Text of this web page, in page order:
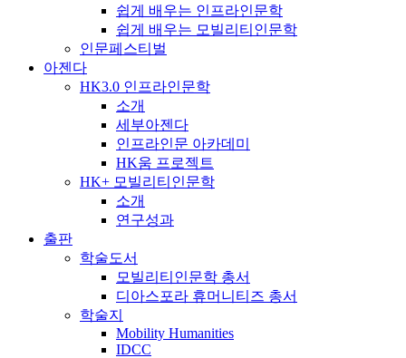
쉽게 배우는 인프라인문학
쉽게 배우는 모빌리티인문학
인문페스티벌
아젠다
HK3.0 인프라인문학
소개
세부아젠다
인프라인문 아카데미
HK움 프로젝트
HK+ 모빌리티인문학
소개
연구성과
출판
학술도서
모빌리티인문학 총서
디아스포라 휴머니티즈 총서
학술지
Mobility Humanities
IDCC